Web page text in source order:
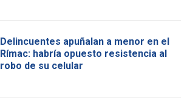
Delincuentes apuñalan a menor en el
Rímac: habría opuesto resistencia al
robo de su celular